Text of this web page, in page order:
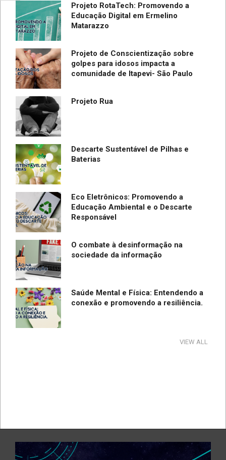
Projeto RotaTech: Promovendo a
Educação Digital em Ermelino
Matarazzo
Projeto de Conscientização sobre
golpes para idosos impacta a
comunidade de Itapevi- São Paulo
Projeto Rua
Descarte Sustentável de Pilhas e
Baterias
Eco Eletrônicos: Promovendo a
Educação Ambiental e o Descarte
Responsável
O combate à desinformação na
sociedade da informação
Saúde Mental e Física: Entendendo a
conexão e promovendo a resiliência.
Tecnologia e Direito na Sociedade da
na cultura e na sociedade no período
de pandemia e pós-pandemia
VIEW ALL